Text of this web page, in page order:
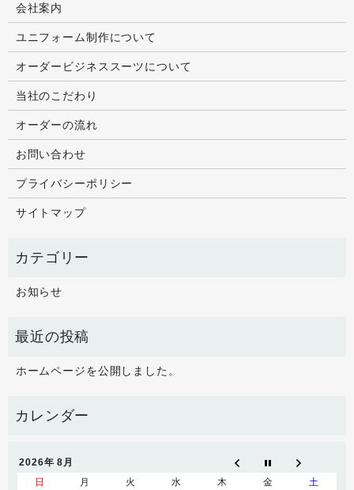
会社案内
ユニフォーム制作について
オーダービジネススーツについて
当社のこだわり
オーダーの流れ
お問い合わせ
プライバシーポリシー
サイトマップ
お知らせ
ホームページを公開しました。
2026年 8月
日
月 火 水 木 金 土